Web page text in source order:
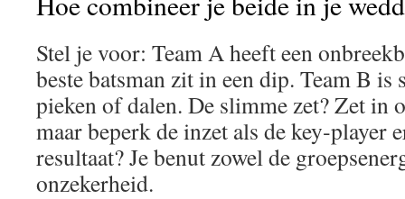
Stel je voor: Team A heeft een
beste batsman zit in een dip. Team B is
pieken of dalen. De slimme zet? Zet in
maar beperk de inzet als de key‑player
resultaat? Je benut zowel de
onzekerheid.